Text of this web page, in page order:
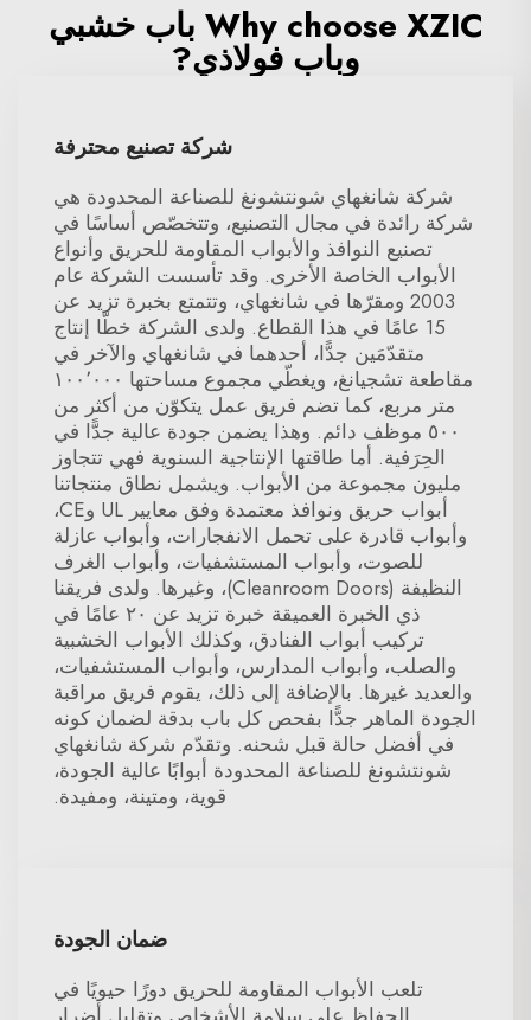
Why choose XZIC باب خشبي
وباب فولاذي?
شركة تصنيع محترفة
شركة شانغهاي شونتشونغ للصناعة المحدودة هي
شركة رائدة في مجال التصنيع، وتتخصّص أساسًا في
تصنيع النوافذ والأبواب المقاومة للحريق وأنواع
الأبواب الخاصة الأخرى. وقد تأسست الشركة عام
2003 ومقرّها في شانغهاي، وتتمتع بخبرة تزيد عن
15 عامًا في هذا القطاع. ولدى الشركة خطّا إنتاج
متقدّمَين جدًّا، أحدهما في شانغهاي والآخر في
مقاطعة تشجيانغ، ويغطّي مجموع مساحتها ١٠٠٬٠٠٠
متر مربع، كما تضم فريق عمل يتكوّن من أكثر من
٥٠٠ موظف دائم. وهذا يضمن جودة عالية جدًّا في
الحِرَفية. أما طاقتها الإنتاجية السنوية فهي تتجاوز
مليون مجموعة من الأبواب. ويشمل نطاق منتجاتنا
أبواب حريق ونوافذ معتمدة وفق معايير UL وCE،
وأبواب قادرة على تحمل الانفجارات، وأبواب عازلة
للصوت، وأبواب المستشفيات، وأبواب الغرف
النظيفة (Cleanroom Doors)، وغيرها. ولدى فريقنا
ذي الخبرة العميقة خبرة تزيد عن ٢٠ عامًا في
تركيب أبواب الفنادق، وكذلك الأبواب الخشبية
والصلب، وأبواب المدارس، وأبواب المستشفيات،
والعديد غيرها. بالإضافة إلى ذلك، يقوم فريق مراقبة
الجودة الماهر جدًّا بفحص كل باب بدقة لضمان كونه
في أفضل حالة قبل شحنه. وتقدّم شركة شانغهاي
شونتشونغ للصناعة المحدودة أبوابًا عالية الجودة،
قوية، ومتينة، ومفيدة.
ضمان الجودة
تلعب الأبواب المقاومة للحريق دورًا حيويًا في